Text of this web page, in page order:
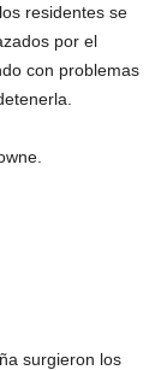
residentes se
por el
con problemas
surgieron los